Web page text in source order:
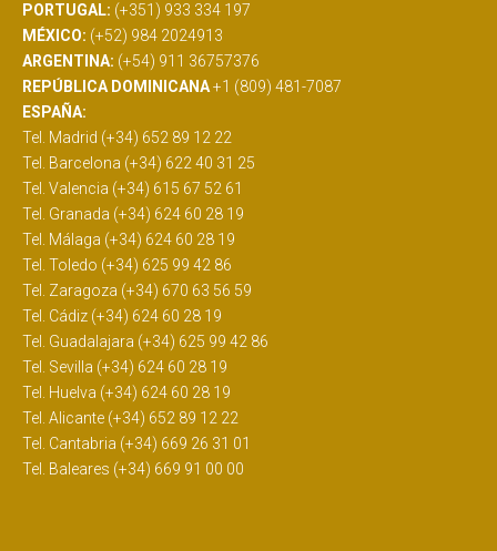
PORTUGAL: (+351) 933 334 197
MÉXICO: (+52) 984 2024913
ARGENTINA: (+54) 911 36757376
REPÚBLICA DOMINICANA+1 (809) 481-7087
ESPAÑA:
Tel. Madrid (+34) 652 89 12 22
Tel. Barcelona (+34) 622 40 31 25
Tel. Valencia (+34) 615 67 52 61
Tel. Granada (+34) 624 60 28 19
Tel. Málaga (+34) 624 60 28 19
Tel. Toledo (+34) 625 99 42 86
Tel. Zaragoza (+34) 670 63 56 59
Tel. Cádiz (+34) 624 60 28 19
Tel. Guadalajara (+34) 625 99 42 86
Tel. Sevilla (+34) 624 60 28 19
Tel. Huelva (+34) 624 60 28 19
Tel. Alicante (+34) 652 89 12 22
Tel. Cantabria (+34) 669 26 31 01
Tel. Baleares (+34) 669 91 00 00